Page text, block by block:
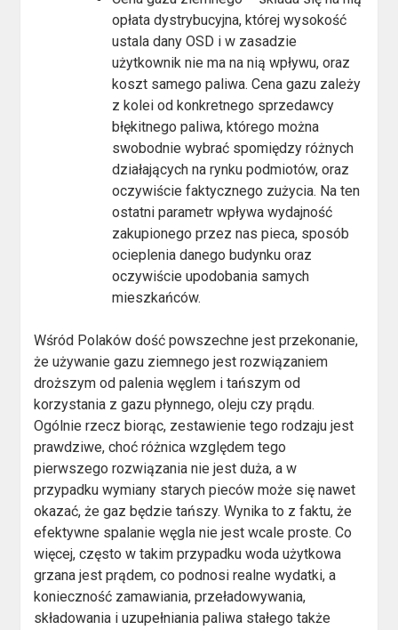
opłata dystrybucyjna, której wysokość
ustala dany OSD i w zasadzie
użytkownik nie ma na nią wpływu, oraz
koszt samego paliwa. Cena gazu zależy
z kolei od konkretnego sprzedawcy
błękitnego paliwa, którego można
swobodnie wybrać spomiędzy różnych
działających na rynku podmiotów, oraz
oczywiście faktycznego zużycia. Na ten
ostatni parametr wpływa wydajność
zakupionego przez nas pieca, sposób
ocieplenia danego budynku oraz
oczywiście upodobania samych
mieszkańców.
Wśród Polaków dość powszechne jest przekonanie,
że używanie gazu ziemnego jest rozwiązaniem
droższym od palenia węglem i tańszym od
korzystania z gazu płynnego, oleju czy prądu.
Ogólnie rzecz biorąc, zestawienie tego rodzaju jest
prawdziwe, choć różnica względem tego
pierwszego rozwiązania nie jest duża, a w
przypadku wymiany starych pieców może się nawet
okazać, że gaz będzie tańszy. Wynika to z faktu, że
efektywne spalanie węgla nie jest wcale proste. Co
więcej, często w takim przypadku woda użytkowa
grzana jest prądem, co podnosi realne wydatki, a
konieczność zamawiania, przeładowywania,
składowania i uzupełniania paliwa stałego także